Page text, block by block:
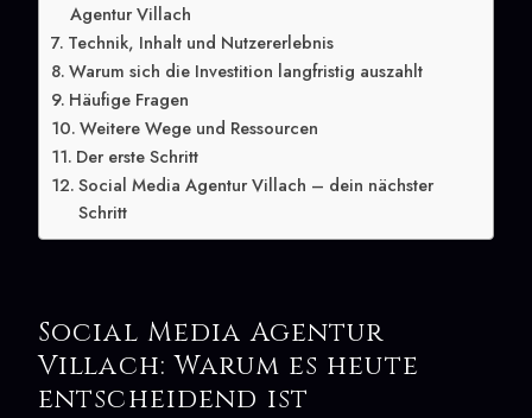
Agentur Villach
Technik, Inhalt und Nutzererlebnis
Warum sich die Investition langfristig auszahlt
Häufige Fragen
Weitere Wege und Ressourcen
Der erste Schritt
Social Media Agentur Villach – dein nächster
Schritt
Social Media Agentur
Villach: Warum es heute
entscheidend ist